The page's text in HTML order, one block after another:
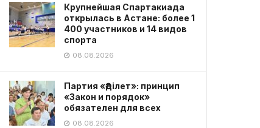
Крупнейшая Спартакиада
открылась в Астане: более 1
400 участников и 14 видов
спорта
08.08.2026
Партия «Әділет»: принцип
«Закон и порядок»
обязателен для всех
08.08.2026